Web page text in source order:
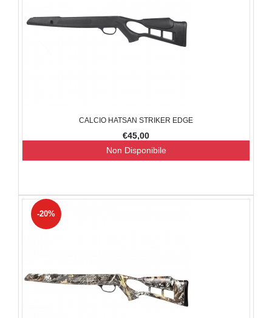
CALCIO HATSAN STRIKER EDGE
€45,00
Non Disponibile
-20%